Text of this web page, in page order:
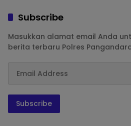
Subscribe
Masukkan alamat email Anda
berita terbaru Polres
Subscribe